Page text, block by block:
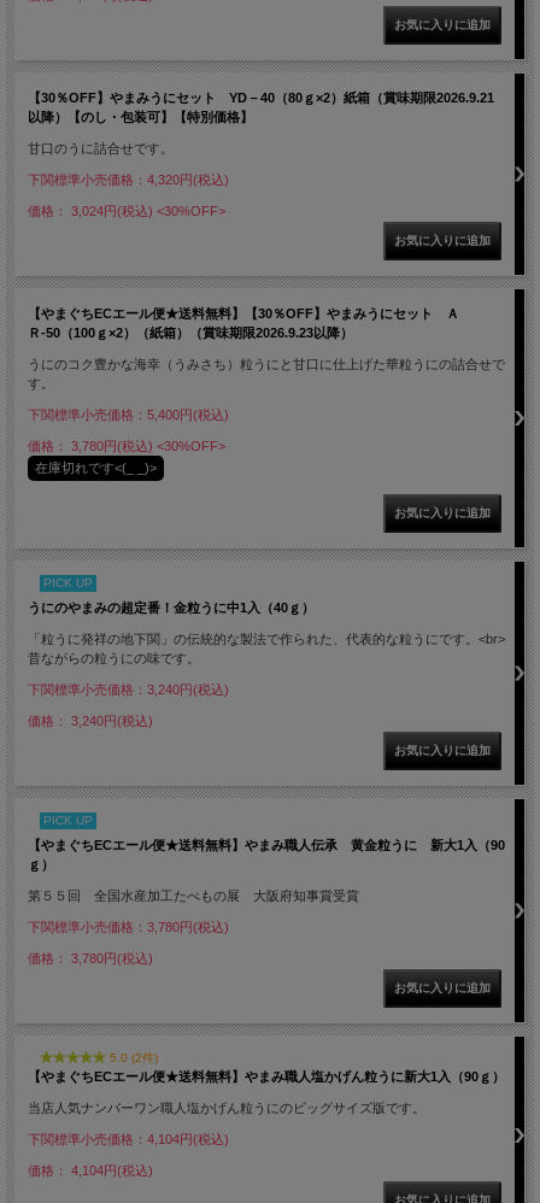
【30％OFF】やまみうにセット YD－40（80ｇ×2）紙箱（賞味期限2026.9.21
以降）【のし・包装可】【特別価格】
甘口のうに詰合せです。
下関標準小売価格：4,320円(税込)
価格： 3,024円(税込) <30%OFF>
【やまぐちECエール便★送料無料】【30％OFF】やまみうにセット Ａ
Ｒ-50（100ｇ×2）（紙箱）（賞味期限2026.9.23以降）
うにのコク豊かな海幸（うみさち）粒うにと甘口に仕上げた華粒うにの詰合せで
す。
下関標準小売価格：5,400円(税込)
価格： 3,780円(税込) <30%OFF>
在庫切れです<(_ _)>
PICK UP
うにのやまみの超定番！金粒うに中1入（40ｇ）
「粒うに発祥の地下関」の伝統的な製法で作られた、代表的な粒うにです。<br>
昔ながらの粒うにの味です。
下関標準小売価格：3,240円(税込)
価格： 3,240円(税込)
PICK UP
【やまぐちECエール便★送料無料】やまみ職人伝承 黄金粒うに 新大1入（90
ｇ）
第５５回 全国水産加工たべもの展 大阪府知事賞受賞
下関標準小売価格：3,780円(税込)
価格： 3,780円(税込)
5.0 (2件)
【やまぐちECエール便★送料無料】やまみ職人塩かげん粒うに新大1入（90ｇ）
当店人気ナンバーワン職人塩かげん粒うにのビッグサイズ版です。
下関標準小売価格：4,104円(税込)
価格： 4,104円(税込)